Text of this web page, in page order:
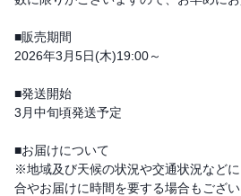
■販売期間
2026年3月5日(木)19:00～
■発送開始
3月中旬頃発送予定
■お届けについて
※地域及び天候の状況や交通状況など
合やお届けに時間を要する場合もござ